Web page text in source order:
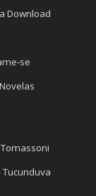
Download
se
Tucunduva